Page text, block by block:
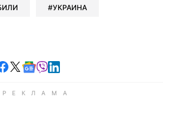
УКРАИНА
в Telegram
Читайте в Facebook
Читайте в X
Читайте в Google news
Читайте в Viber
Читайте в LinkedIn